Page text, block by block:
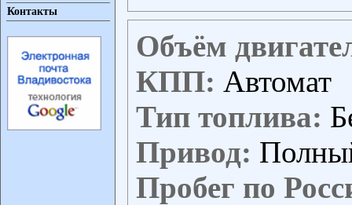
Контакты
Объём
КПП: Автомат
Тип топлива:
Привод:
Пробег по